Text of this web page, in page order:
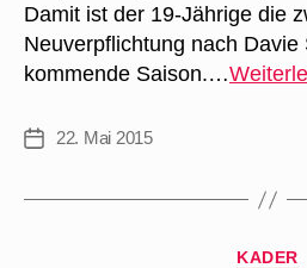
Damit ist der 19-Jährige die
Neuverpflichtung nach Davie
kommende Saison.…
Veröffentlichungsdatum
22. Mai 2015
KADER